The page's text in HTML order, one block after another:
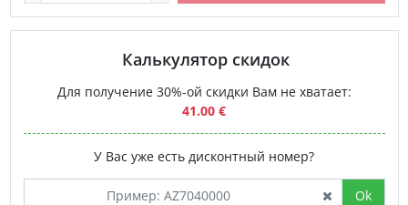
Калькулятор скидок
Для получение 30%-ой скидки Вам не хватает:
41.00 €
У Вас уже есть дисконтный номер?
Ok